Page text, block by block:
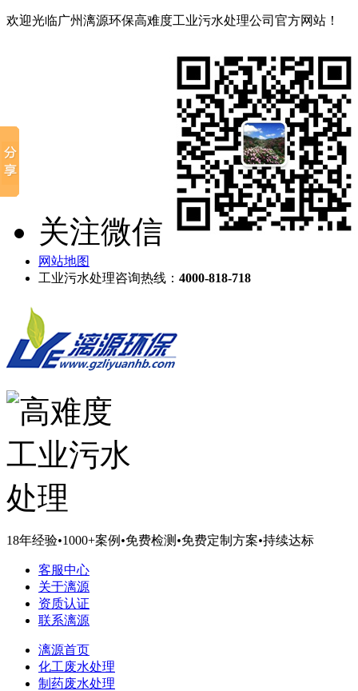
欢迎光临广州漓源环保高难度工业污水处理公司官方网站！
关注微信
网站地图
工业污水处理咨询热线： 4000-818-718
18年经验•1000+案例 •免费检测 •免费定制方案•持续达标
客服中心
关于漓源
资质认证
联系漓源
漓源首页
化工废水处理
制药废水处理